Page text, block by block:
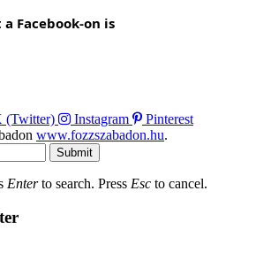
Facebook-on is
(Twitter) Instagram
Pinterest
www.fozzszabadon.hu.
Submit
Enterto search. Press Esc to cancel.